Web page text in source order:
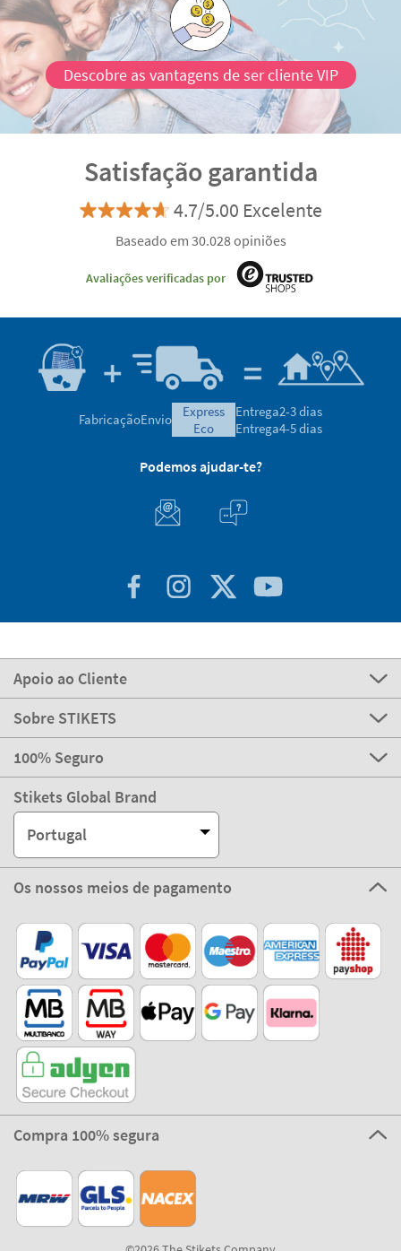
Descobre as vantagens de ser cliente VIP
Satisfação garantida
4.7/5.00 Excelente
Baseado em 30.028 opiniões
Avaliações verificadas por
FabricaçãoEnvio
express
eco
Entrega2-3 dias
Entrega4-5 dias
Podemos ajudar-te?
Apoio ao Cliente
Sobre STIKETS
100% Seguro
Stikets Global Brand
Portugal
Os nossos meios de pagamento
Compra 100% segura